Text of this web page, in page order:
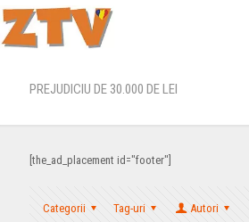
PREJUDICIU DE 30.000 DE LEI
[the_ad_placement id="footer"]
Categorii Tag-uri Autori